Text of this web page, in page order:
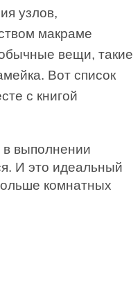
узлов,
макраме
вещи, такие
Вот список
с книгой
выполнении
И это идеальный
комнатных